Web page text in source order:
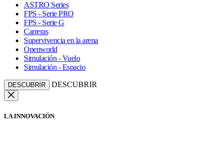
ASTRO Series
FPS - Serie PRO
FPS - Serie G
Carreras
Supervivencia en la arena
Openworld
Simulación - Vuelo
Simulación - Espacio
DESCUBRIR DESCUBRIR
LA INNOVACIÓN